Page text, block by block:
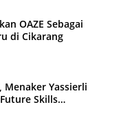
OAZE Sebagai
di Cikarang
Menaker Yassierli
Skills